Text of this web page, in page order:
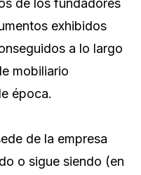
exhibidos
a lo largo
mobiliario
época.
de la empresa
o sigue siendo (en